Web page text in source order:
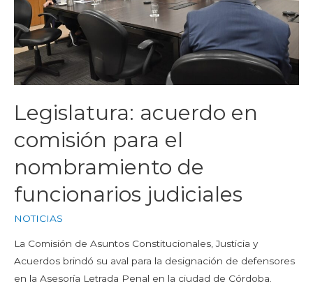
Legislatura: acuerdo en
comisión para el
nombramiento de
funcionarios judiciales
NOTICIAS
La Comisión de Asuntos Constitucionales, Justicia y
Acuerdos brindó su aval para la designación de defensores
en la Asesoría Letrada Penal en la ciudad de Córdoba.